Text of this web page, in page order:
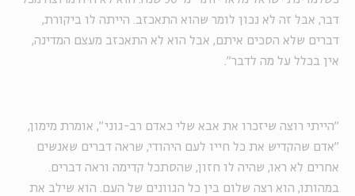
דבר, אבל זה לא נכון לומר שהוא התאכזב. הייתה לו ביקורת,
דברים שלא הסכים איתם, אבל הוא לא התאכזב מעצם המדינה,
אין בכלל על מה לדבר".
"הייתי רוצה שיזכרו את אבא שלי כאדם רב-גוני", אומרת מימון,
"אדם שהקדיש את כל חייו לעם היהודי, שראה דברים שאנשים
אחרים לא ראו, שהיה לו חזון, שהסתכל קדימה וראה דברים.
במהותו, הוא רצה שלום בין כל הגוונים של העם. הוא שילב את